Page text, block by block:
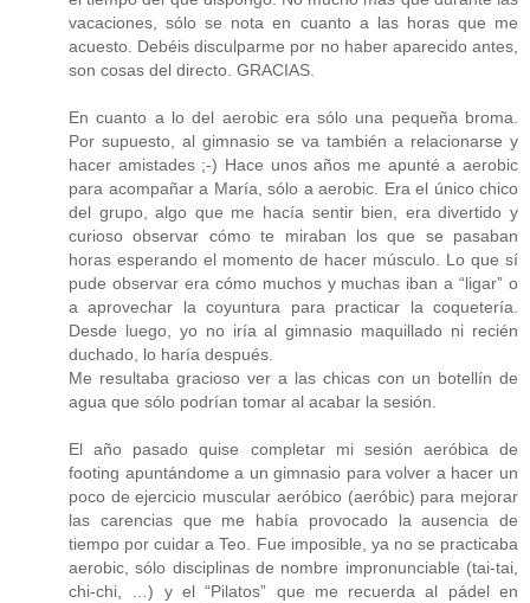
vacaciones, sólo se nota en cuanto a las horas que me
acuesto. Debéis disculparme por no haber aparecido antes,
son cosas del directo. GRACIAS.
En cuanto a lo del aerobic era sólo una pequeña broma.
Por supuesto, al gimnasio se va también a relacionarse y
hacer amistades ;-) Hace unos años me apunté a aerobic
para acompañar a María, sólo a aerobic. Era el único chico
del grupo, algo que me hacía sentir bien, era divertido y
curioso observar cómo te miraban los que se pasaban
horas esperando el momento de hacer músculo. Lo que sí
pude observar era cómo muchos y muchas iban a “ligar” o
a aprovechar la coyuntura para practicar la coquetería.
Desde luego, yo no iría al gimnasio maquillado ni recién
duchado, lo haría después.
Me resultaba gracioso ver a las chicas con un botellín de
agua que sólo podrían tomar al acabar la sesión.
El año pasado quise completar mi sesión aeróbica de
footing apuntándome a un gimnasio para volver a hacer un
poco de ejercicio muscular aeróbico (aeróbic) para mejorar
las carencias que me había provocado la ausencia de
tiempo por cuidar a Teo. Fue imposible, ya no se practicaba
aerobic, sólo disciplinas de nombre impronunciable (tai-tai,
chi-chi, …) y el “Pilatos” que me recuerda al pádel en